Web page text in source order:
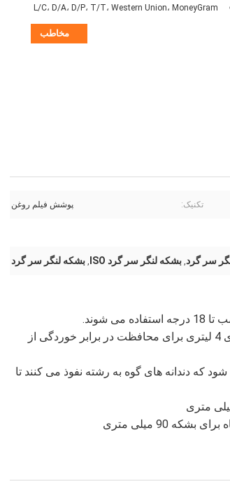
L/C، D/A، D/P، T/T، Western Union، MoneyGram
مخاطب
تکنیک: پوشش فیلم روغن
سر گرد, بشکه لنگر سر گرد ISO , بشکه لنگر سر گرد
شوند.
همه بشکه ها و گوه ها دارای روکش فیلم روغنی هستند و در سطل های قوی 4 لیتری برای محافظت در برابر خوردگی از
تا اطمینان حاصل شود که دندانه های گوه به رشته نفوذ می کنند تا